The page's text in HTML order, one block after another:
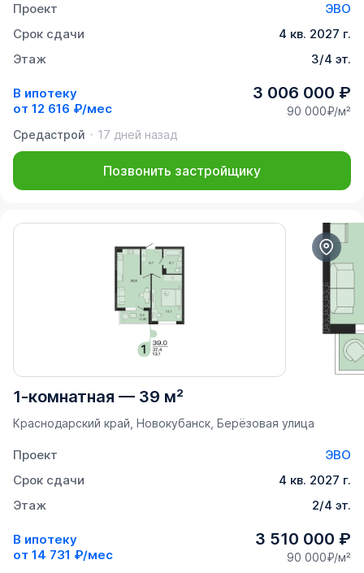
Проект
ЭВО
Срок сдачи
4 кв. 2027 г.
Этаж
3/4 эт.
В ипотеку
от 12 616 ₽/мес
3 006 000 ₽
90 000₽/м²
Средастрой
17 дней назад
Позвонить застройщику
1-комнатная — 39 м²
Краснодарский край, Новокубанск, Берёзовая улица
Проект
ЭВО
Срок сдачи
4 кв. 2027 г.
Этаж
2/4 эт.
В ипотеку
от 14 731 ₽/мес
3 510 000 ₽
90 000₽/м²